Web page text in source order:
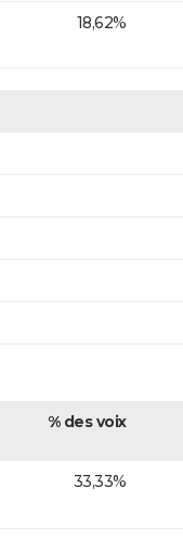
18,62%
% des voix
33,33%